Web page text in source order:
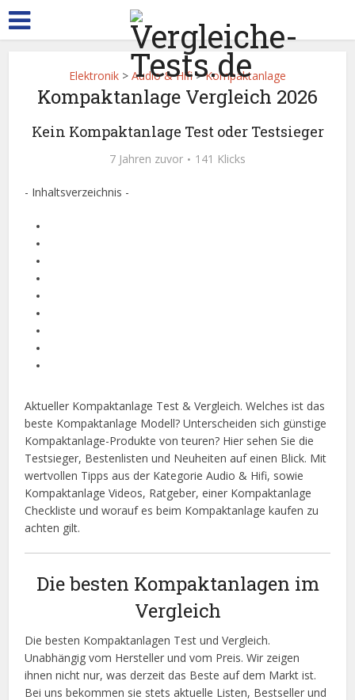
Elektronik > Audio & Hifi>Kompaktanlage
Kompaktanlage Vergleich 2026
Kein Kompaktanlage Test oder Testsieger
7 Jahren zuvor 141 Klicks
- Inhaltsverzeichnis -
Aktueller Kompaktanlage Test & Vergleich. Welches ist das
beste Kompaktanlage Modell? Unterscheiden sich günstige
Kompaktanlage-Produkte von teuren? Hier sehen Sie die
Testsieger, Bestenlisten und Neuheiten auf einen Blick. Mit
wertvollen Tipps aus der Kategorie Audio & Hifi, sowie
Kompaktanlage Videos, Ratgeber, einer Kompaktanlage
Checkliste und worauf es beim Kompaktanlage kaufen zu
achten gilt.
Die besten Kompaktanlagen im
Vergleich
Die besten Kompaktanlagen Test und Vergleich.
Unabhängig vom Hersteller und vom Preis. Wir zeigen
ihnen nicht nur, was derzeit das Beste auf dem Markt ist.
Bei uns bekommen sie stets aktuelle Listen, Bestseller und